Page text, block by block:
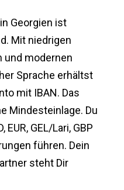
Georgien ist
Mit niedrigen
und modernen
Sprache erhältst
mit IBAN. Das
Mindesteinlage. Du
EUR, GEL/Lari, GBP
führen. Dein
steht Dir